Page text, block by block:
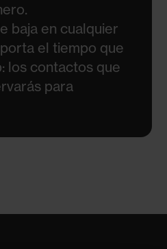
baja en cualquier
el tiempo que
los contactos que
para